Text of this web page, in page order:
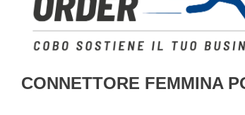
CONNETTORE FEMMINA